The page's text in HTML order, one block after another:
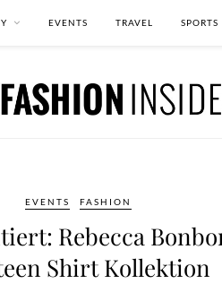
EVENTS TRAVEL SPORTS
EVENTS FASHION
Rebecca
Shirt Kollektion